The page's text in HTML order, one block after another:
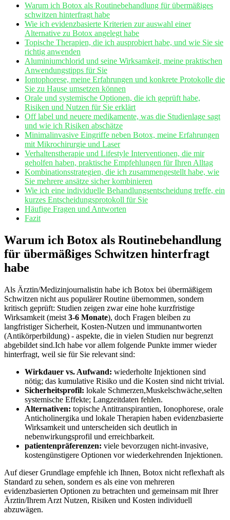
Warum ich‍ Botox ⁤als ⁣Routinebehandlung für übermäßiges
schwitzen hinterfragt ‌habe
Wie⁣ ich evidenzbasierte Kriterien zur ​auswahl einer
Alternative zu‍ Botox angelegt habe
Topische ‌Therapien, die ich ‌ausprobiert habe,⁣ und wie Sie⁣ sie​
richtig anwenden
Aluminiumchlorid und seine ‌Wirksamkeit,‌ meine praktischen
⁣Anwendungstipps für ⁣Sie
Iontophorese, ⁣meine Erfahrungen und konkrete Protokolle die
Sie zu Hause umsetzen können
Orale und‍ systemische Optionen, ⁢die⁢ ich geprüft habe,⁣
Risiken und Nutzen für Sie erklärt
Off label und neuere medikamente, was die ‌Studienlage​ sagt
und wie ‍ich⁤ Risiken abschätze
Minimalinvasive Eingriffe neben Botox,⁣ meine ‍Erfahrungen
mit Mikrochirurgie und Laser
Verhaltenstherapie und Lifestyle Interventionen, die mir
geholfen haben,‍ praktische Empfehlungen für Ihren Alltag
Kombinationsstrategien,⁢ die ich zusammengestellt habe, wie
Sie mehrere ansätze sicher kombinieren
Wie ich eine individuelle Behandlungsentscheidung ​treffe, ein
kurzes Entscheidungsprotokoll ⁣für Sie
Häufige Fragen und⁤ Antworten
Fazit
Warum⁤ ich‌ Botox als Routinebehandlung
für übermäßiges‌ Schwitzen hinterfragt
habe
Als ⁣Ärztin/Medizinjournalistin habe ich Botox bei​ übermäßigem
Schwitzen nicht ​aus⁢ populärer Routine ​übernommen,⁣ sondern
kritisch geprüft: Studien⁢ zeigen zwar eine hohe kurzfristige
Wirksamkeit (meist 3-6 Monate), ⁢doch Fragen bleiben​ zu
langfristiger⁤ Sicherheit, Kosten-Nutzen​ und​ immunantworten
(Antikörperbildung) ⁣- aspekte, die in vielen Studien nur begrenzt
abgebildet‌ sind.Ich habe vor allem folgende⁣ Punkte ‌immer wieder⁤
hinterfragt, weil sie für Sie‌ relevant ⁤sind:
Wirkdauer vs. Aufwand: wiederholte Injektionen sind
nötig; das‍ kumulative Risiko und die Kosten sind nicht trivial.
Sicherheitsprofil: lokale⁢ Schmerzen,Muskelschwäche,selten
systemische⁣ Effekte; Langzeitdaten fehlen.
Alternativen: topische Antitranspirantien, Ionophorese, orale
Anticholinergika und lokale ‍Therapien ⁤haben evidenzbasierte
Wirksamkeit und unterscheiden sich deutlich in⁢
nebenwirkungsprofil und erreichbarkeit.
patientenpräferenzen: viele ⁤bevorzugen nicht-invasive,
kostengünstigere Optionen​ vor wiederkehrenden ‍Injektionen.
Auf dieser Grundlage⁣ empfehle ich ​Ihnen, Botox nicht reflexhaft als
Standard​ zu sehen, ‌sondern ​es als eine von mehreren
evidenzbasierten Optionen zu betrachten und gemeinsam mit Ihrer‍
Ärztin/Ihrem‍ Arzt‍ Nutzen, Risiken‍ und Kosten individuell
abzuwägen.